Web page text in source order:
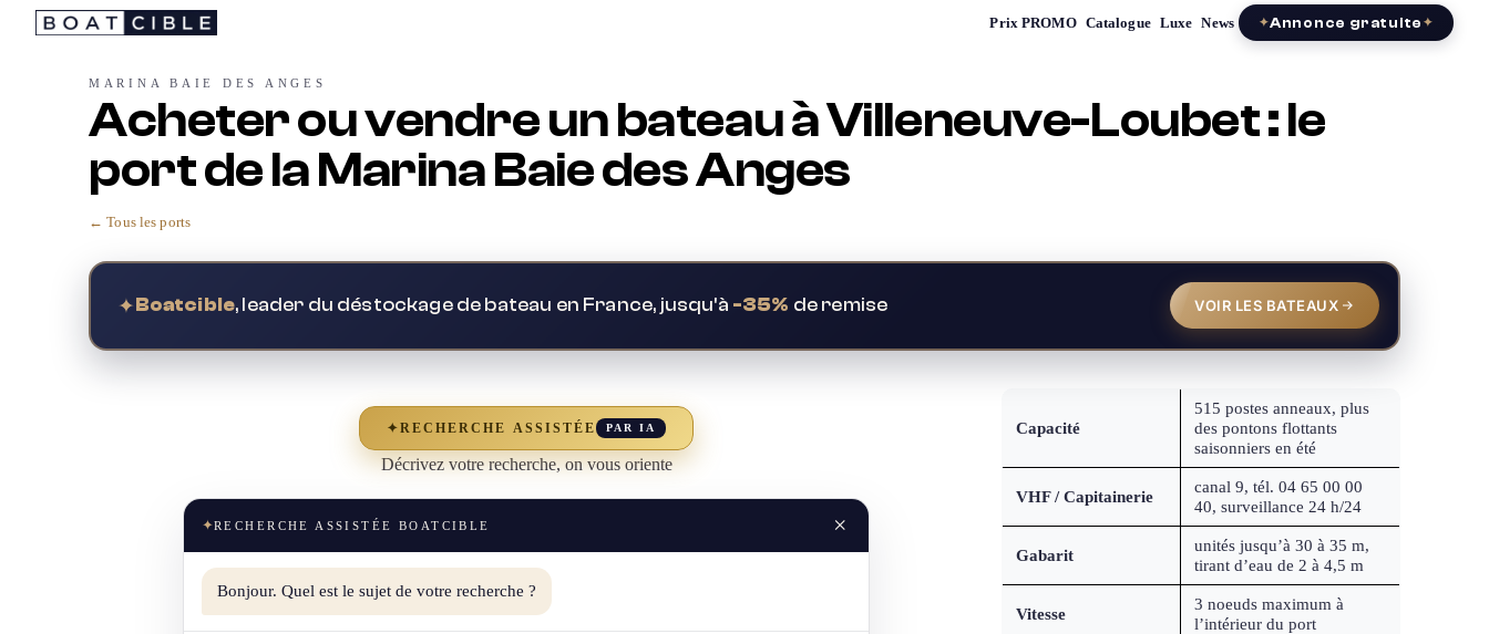
Passer
Prix PROMO Catalogue Luxe News Annonce gratuite
MARINA BAIE DES ANGES
Acheter ou vendre un bateau à Villeneuve-Loubet : le
port de la Marina Baie des Anges
← Tous les ports
✦ Boatcible, leader du déstockage de bateau en France, jusqu'à -35% de remise VOIR LES BATEAUX
Capacité
515 postes anneaux, plus
des pontons flottants
saisonniers en été
VHF / Capitainerie
canal 9, tél. 04 65 00 00
40, surveillance 24 h/24
Gabarit
unités jusqu’à 30 à 35 m,
tirant d’eau de 2 à 4,5 m
Vitesse
3 noeuds maximum à
l’intérieur du port
✦RECHERCHE ASSISTÉE PAR IA
Décrivez votre recherche, on vous oriente
✦RECHERCHE ASSISTÉE BOATCIBLE ×
Bonjour. Quel est le sujet de votre recherche ?